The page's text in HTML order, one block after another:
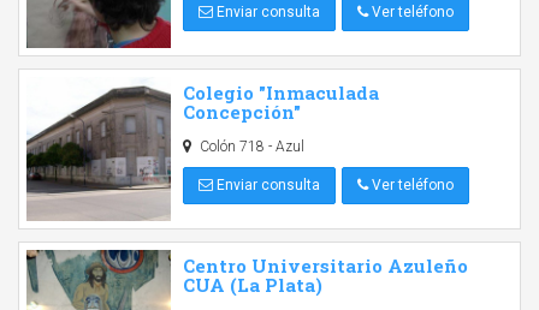
Enviar consulta Ver teléfono
Colegio "Inmaculada
Concepción"
Colón 718 - Azul
Enviar consulta Ver teléfono
Centro Universitario Azuleño
CUA (La Plata)